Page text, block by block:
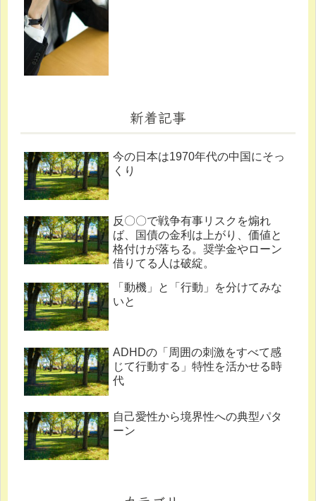
新着記事
今の日本は1970年代の中国にそっ
くり
反〇〇で戦争有事リスクを煽れ
ば、国債の金利は上がり、価値と
格付けが落ちる。奨学金やローン
借りてる人は破綻。
「動機」と「行動」を分けてみな
いと
ADHDの「周囲の刺激をすべて感
じて行動する」特性を活かせる時
代
自己愛性から境界性への典型パタ
ーン